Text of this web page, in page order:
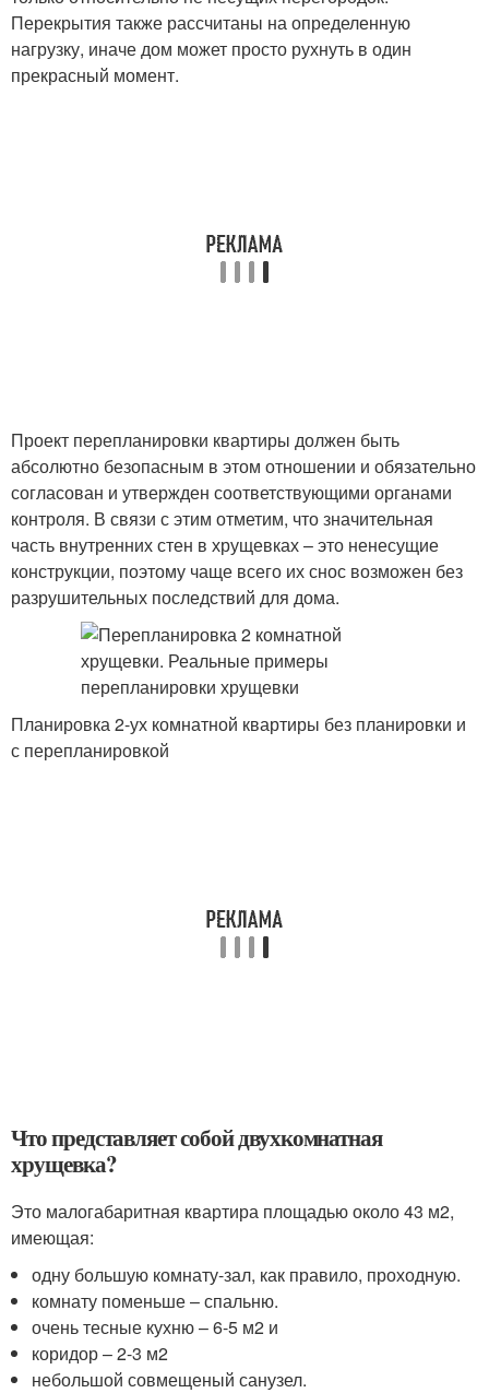
Перекрытия также рассчитаны на определенную
нагрузку, иначе дом может просто рухнуть в один
прекрасный момент.
Проект перепланировки квартиры должен быть
абсолютно безопасным в этом отношении и обязательно
согласован и утвержден соответствующими органами
контроля. В связи с этим отметим, что значительная
часть внутренних стен в хрущевках – это ненесущие
конструкции, поэтому чаще всего их снос возможен без
разрушительных последствий для дома.
Планировка 2-ух комнатной квартиры без планировки и
с перепланировкой
Что представляет собой двухкомнатная
хрущевка?
Это малогабаритная квартира площадью около 43 м2,
имеющая:
одну большую комнату-зал, как правило, проходную.
комнату поменьше – спальню.
очень тесные кухню – 6-5 м2 и
коридор – 2-3 м2
небольшой совмещеный санузел.